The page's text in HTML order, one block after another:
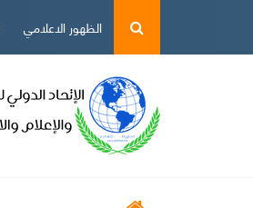
الظهور الاعلامي